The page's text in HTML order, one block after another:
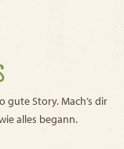
Story. Mach’s dir
alles begann.